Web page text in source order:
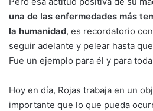
una de las enfermedades más
la humanidad, es recordatorio
seguir adelante y pelear hasta
Fue un ejemplo para él y para
Hoy en día, Rojas trabaja en un
importante que lo que pueda